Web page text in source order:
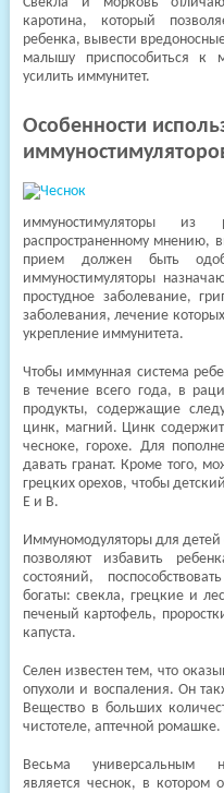
каротина, который
ребенка, вывести
малышу приспособиться
усилить иммунитет.
Особенности
иммуностимуляторы из
распространенному мнению,
прием должен быть
иммуностимуляторы
простудное заболевание,
заболевания, лечение
укрепление иммунитета.
Чтобы иммунная система
в течение всего года, в
продукты, содержащие
цинк, магний. Цинк
чесноке, горохе. Для
давать гранат. Кроме того,
грецких орехов, чтобы
Е и В.
Иммуномодуляторы для
позволяют избавить
состояний,
богаты: свекла, грецкие и
печеный картофель,
капуста.
Селен известен тем, что
опухоли и воспаления. Он
Вещество в больших
чистотеле, аптечной ромашке.
Весьма универсальным
является чеснок, в котором